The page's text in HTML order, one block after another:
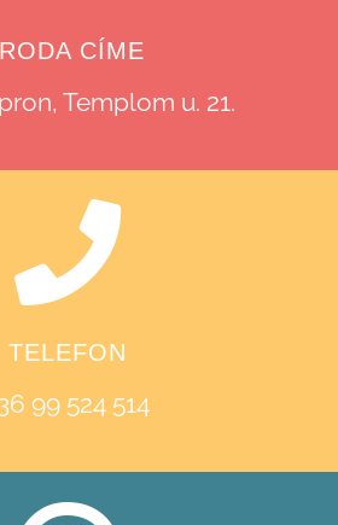
CÍME
Templom u. 21.
TELEFON
99 524 514